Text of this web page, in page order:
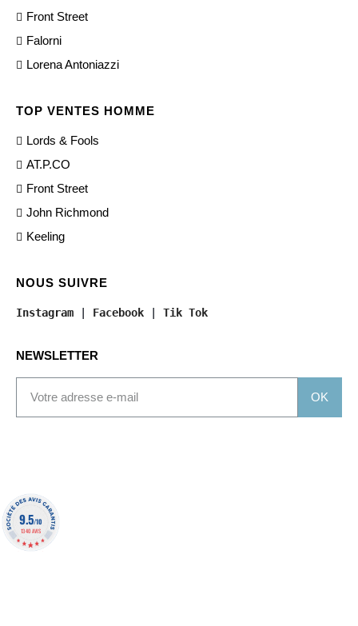
Front Street
Falorni
Lorena Antoniazzi
TOP VENTES HOMME
Lords & Fools
AT.P.CO
Front Street
John Richmond
Keeling
NOUS SUIVRE
Instagram Facebook Tik Tok
NEWSLETTER
OK
9.5/10
1340 AVIS